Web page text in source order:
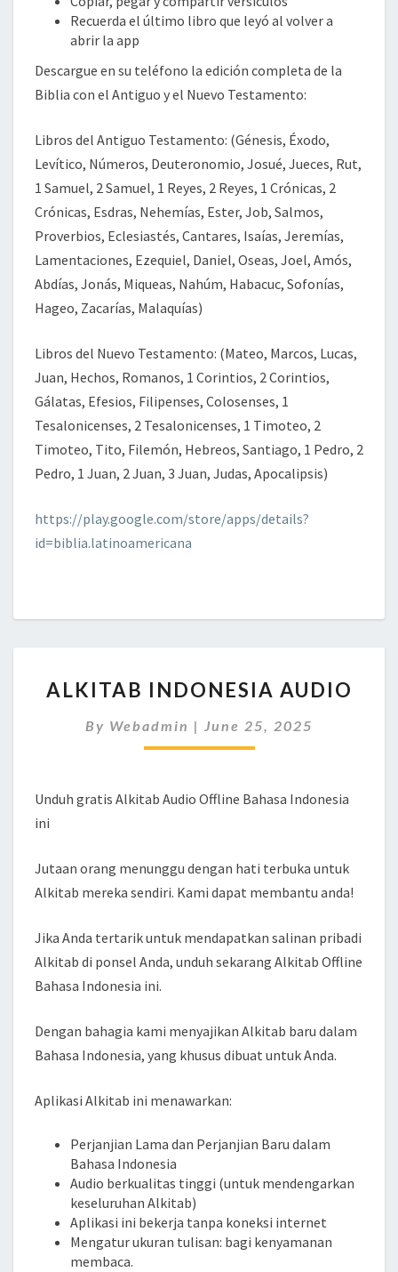
Recuerda el último libro que leyó al volver a
abrir la app
Descargue en su teléfono la edición completa de la
Biblia con el Antiguo y el Nuevo Testamento:
Libros del Antiguo Testamento: (Génesis, Éxodo,
Levítico, Números, Deuteronomio, Josué, Jueces, Rut,
1 Samuel, 2 Samuel, 1 Reyes, 2 Reyes, 1 Crónicas, 2
Crónicas, Esdras, Nehemías, Ester, Job, Salmos,
Proverbios, Eclesiastés, Cantares, Isaías, Jeremías,
Lamentaciones, Ezequiel, Daniel, Oseas, Joel, Amós,
Abdías, Jonás, Miqueas, Nahúm, Habacuc, Sofonías,
Hageo, Zacarías, Malaquías)
Libros del Nuevo Testamento: (Mateo, Marcos, Lucas,
Juan, Hechos, Romanos, 1 Corintios, 2 Corintios,
Gálatas, Efesios, Filipenses, Colosenses, 1
Tesalonicenses, 2 Tesalonicenses, 1 Timoteo, 2
Timoteo, Tito, Filemón, Hebreos, Santiago, 1 Pedro, 2
Pedro, 1 Juan, 2 Juan, 3 Juan, Judas, Apocalipsis)
https://play.google.com/store/apps/details?
id=biblia.latinoamericana
INDONESIA
ALKITAB INDONESIA AUDIO
By Webadmin | June 25, 2025
Unduh gratis Alkitab Audio Offline Bahasa Indonesia
ini
Jutaan orang menunggu dengan hati terbuka untuk
Alkitab mereka sendiri. Kami dapat membantu anda!
Jika Anda tertarik untuk mendapatkan salinan pribadi
Alkitab di ponsel Anda, unduh sekarang Alkitab Offline
Bahasa Indonesia ini.
Dengan bahagia kami menyajikan Alkitab baru dalam
Bahasa Indonesia, yang khusus dibuat untuk Anda.
Aplikasi Alkitab ini menawarkan:
Perjanjian Lama dan Perjanjian Baru dalam
Bahasa Indonesia
Audio berkualitas tinggi (untuk mendengarkan
keseluruhan Alkitab)
Aplikasi ini bekerja tanpa koneksi internet
Mengatur ukuran tulisan: bagi kenyamanan
membaca.